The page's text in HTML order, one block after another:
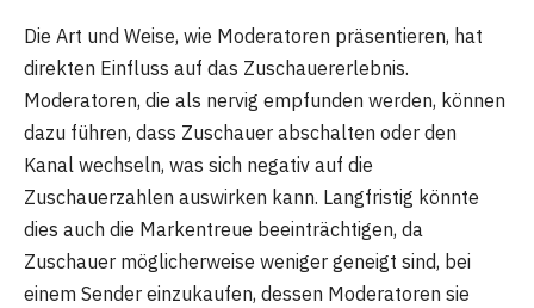
Die Art und Weise, wie Moderatoren präsentieren, hat
direkten Einfluss auf das Zuschauererlebnis.
Moderatoren, die als nervig empfunden werden, können
dazu führen, dass Zuschauer abschalten oder den
Kanal wechseln, was sich negativ auf die
Zuschauerzahlen auswirken kann. Langfristig könnte
dies auch die Markentreue beeinträchtigen, da
Zuschauer möglicherweise weniger geneigt sind, bei
einem Sender einzukaufen, dessen Moderatoren sie